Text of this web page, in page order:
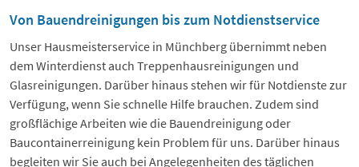
Von Bauendreinigungen bis zum Notdienstservice
Unser Hausmeisterservice in Münchberg übernimmt neben
dem Winterdienst auch Treppenhausreinigungen und
Glasreinigungen. Darüber hinaus stehen wir für Notdienste zur
Verfügung, wenn Sie schnelle Hilfe brauchen. Zudem sind
großflächige Arbeiten wie die Bauendreinigung oder
Baucontainerreinigung kein Problem für uns. Darüber hinaus
begleiten wir Sie auch bei Angelegenheiten des täglichen